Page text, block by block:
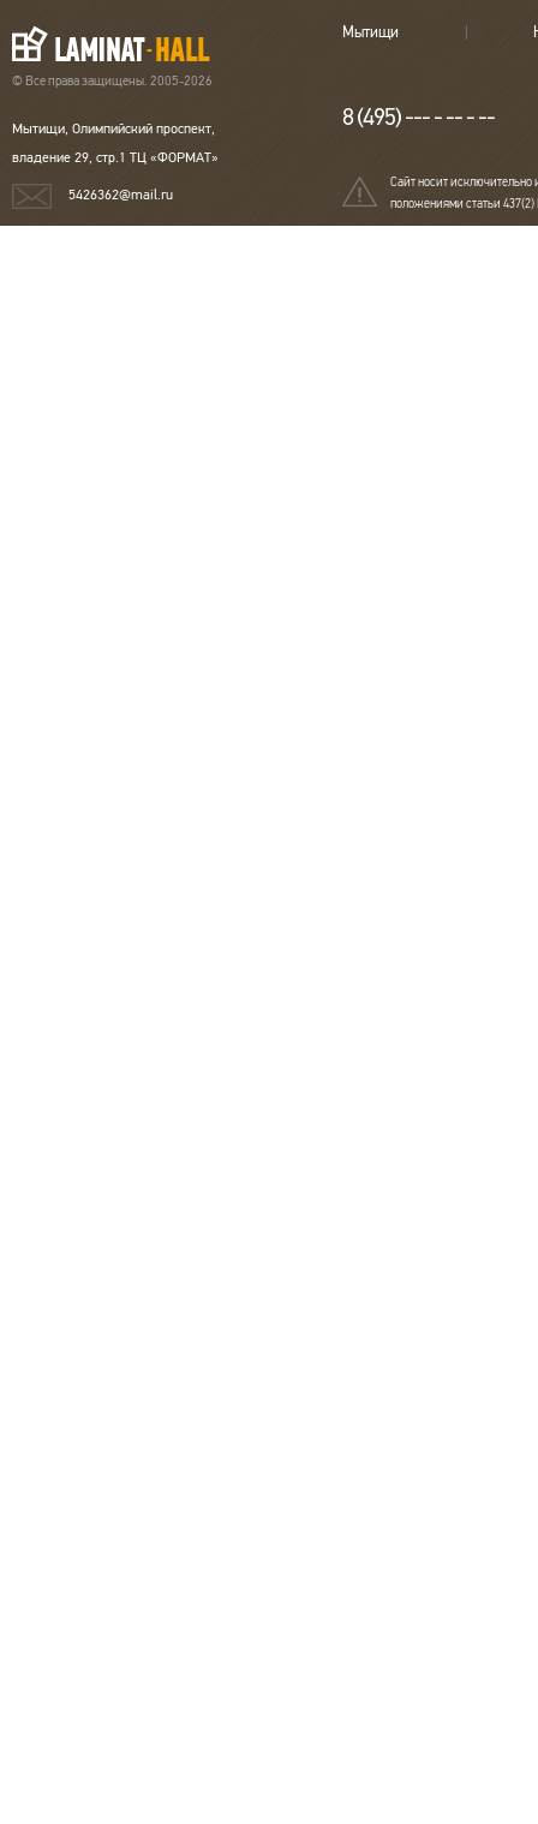
© Все права защищены. 2005-2026
Мытищи, Олимпийский проспект,
владение 29, стр.1 ТЦ «ФОРМАТ»
5426362@mail.ru
Мытищи
8 (495) --- - -- - --
Сайт носит исключительно
положениями статьи